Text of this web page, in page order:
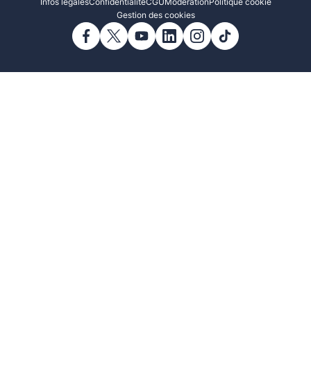
Infos légalesConfidentialitéCGUModérationPolitique cookie
Gestion des cookies